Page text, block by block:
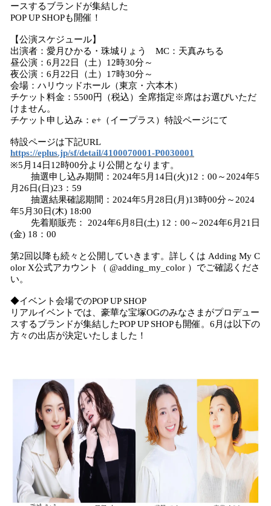
ースするブランドが集結した
POP UP SHOPも開催！
【公演スケジュール】
出演者：愛月ひかる・珠城りょう MC：天真みちる
昼公演：6月22日（土）12時30分～
夜公演：6月22日（土）17時30分～
会場：ハリウッドホール（東京・六本木）
チケット料金：5500円（税込）全席指定※席はお選びいただ
けません。
チケット申し込み：e+（イープラス）特設ページにて
特設ページは下記URL
https://eplus.jp/sf/detail/4100070001-P0030001
※5月14日12時00分より公開となります。
抽選申し込み期間：2024年5月14日(火)12：00～2024年5
月26日(日)23：59
抽選結果確認期間：2024年5月28日(月)13時00分～2024
年5月30日(木) 18:00
先着順販売： 2024年6月8日(土) 12：00～2024年6月21日
(金) 18：00
第2回以降も続々と公開していきます。詳しくは Adding My C
olor X公式アカウント（ @adding_my_color ）でご確認くださ
い。
◆イベント会場でのPOP UP SHOP
リアルイベントでは、豪華な宝塚OGのみなさまがプロデュー
スするブランドが集結したPOP UP SHOPも開催。6月は以下の
方々の出店が決定いたしました！